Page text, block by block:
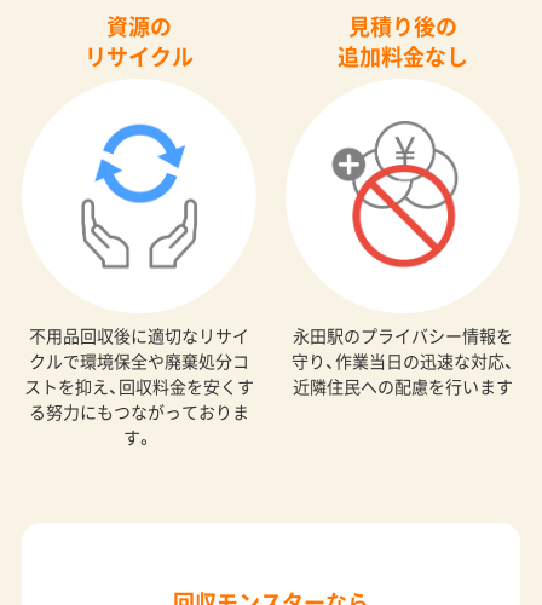
資源の
リサイクル
不用品回収後に適切なリサイ
クルで環境保全や廃棄処分コ
ストを抑え、回収料金を安くす
る努力にもつながっておりま
す。
見積り後の
追加料金なし
永田駅のプライバシー情報を
守り、作業当日の迅速な対応、
近隣住民への配慮を行います